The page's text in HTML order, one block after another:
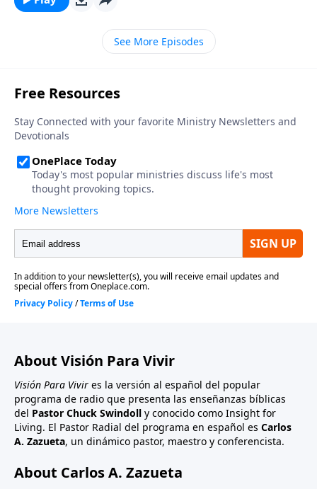
el Señor permite que nazcan niños sin alguna
extremidad, con cuerpos retorcidos o con cerebros
dañados. Contrario de nuestras suposiciones
ordena un propósito sagrado para personas con
discapacidad. Al igual que con todas las debilidades,
la discapacidad le proveen a Dios una oportunidad de
demostrar Su gracia y Su gloria.
See More Episodes
About Visión Para Vivir
Visión Para Vivir es la versión al español del popular
programa de radio que presenta las enseñanzas bíblicas
del Pastor Chuck Swindoll y conocido como Insight for
Living. El Pastor Radial del programa en español es Carlos
A. Zazueta, un dinámico pastor, maestro y conferencista.
About Carlos A. Zazueta